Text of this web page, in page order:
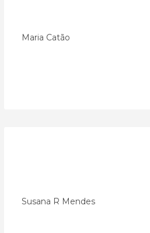
Maria Catão
Susana R Mendes